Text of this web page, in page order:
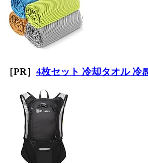
［PR］ 4枚セット 冷却タオル 冷